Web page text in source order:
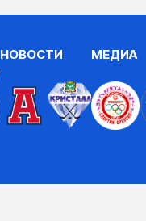
НОВОСТИ МЕДИА